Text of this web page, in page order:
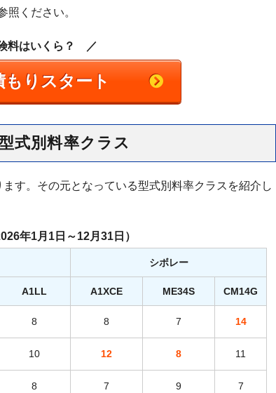
照ください。
料はいくら？ ／
もりスタート
式別料率クラス
す。その元となっている型式別料率クラスを紹介し
年1月1日～12月31日）
シボレー
A1LL A1XCE ME34S CM14G
8 8 7 14
10 12 8 11
8 7 9 7